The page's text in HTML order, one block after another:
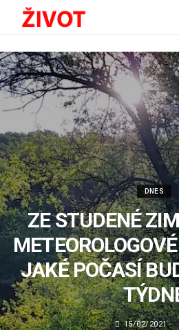
DNES
ZE STUDENÉ
JAKÉ POČASÍ
15/02/2021